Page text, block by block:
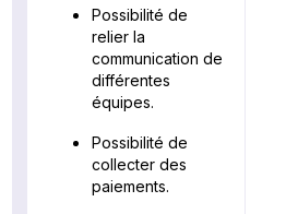
Possibilité de
relier la
communication de
différentes
équipes.
Possibilité de
collecter des
paiements.